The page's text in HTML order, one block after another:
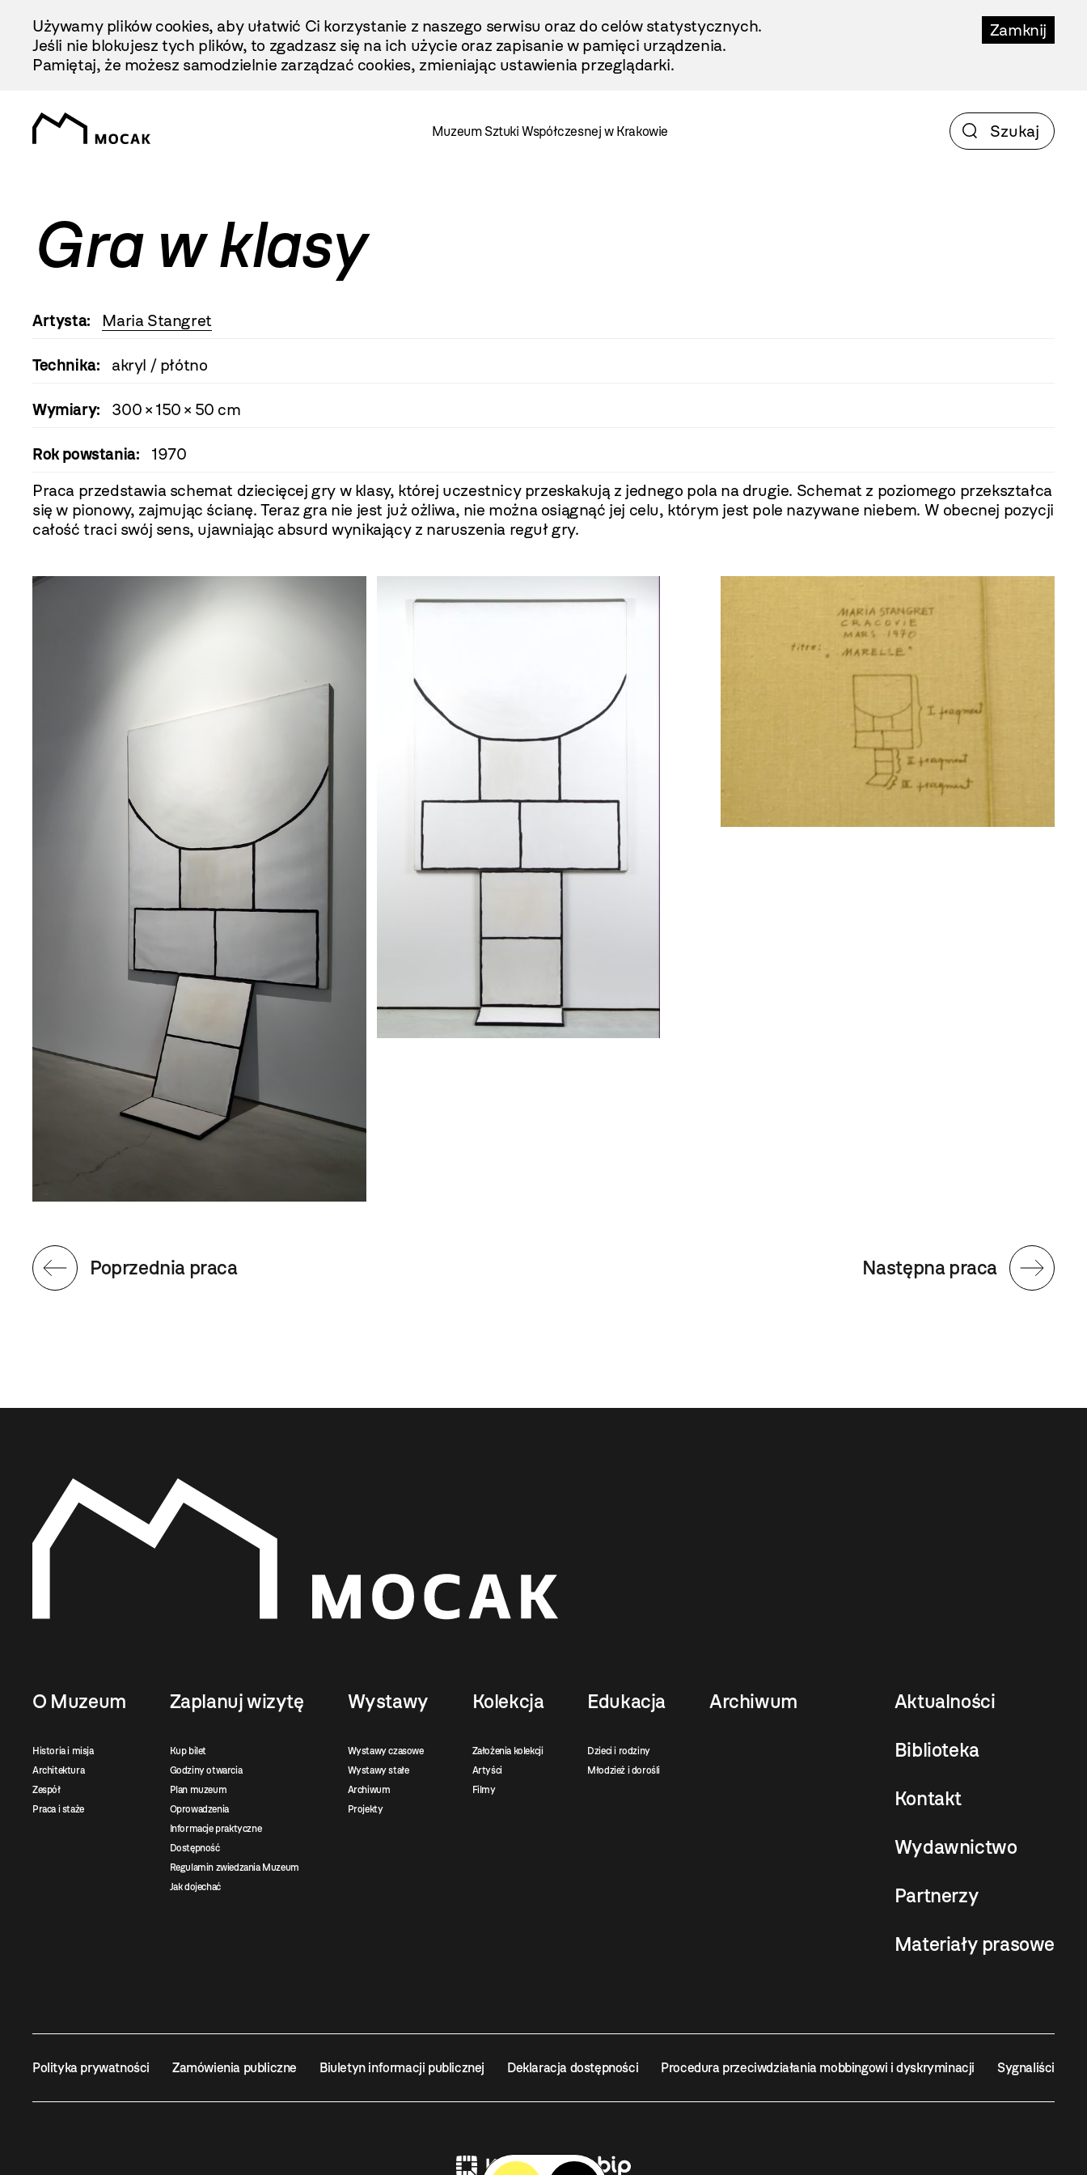
Treści
Zamknij
Używamy plików cookies, aby ułatwić Ci korzystanie z naszego serwisu oraz do celów statystycznych.
Jeśli nie blokujesz tych plików, to zgadzasz się na ich użycie oraz zapisanie w pamięci urządzenia.
Pamiętaj, że możesz samodzielnie zarządzać cookies, zmieniając ustawienia przeglądarki.
Muzeum Sztuki Współczesnej w Krakowie
Gra w klasy
Artysta: Maria Stangret
Technika: akryl / płótno
Wymiary: 300 × 150 × 50 cm
Rok powstania:
1970
Praca przedstawia schemat dziecięcej gry w klasy, której uczestnicy przeskakują z jednego pola na drugie. Schemat z poziomego przekształca
się w pionowy, zajmując ścianę. Teraz gra nie jest już ożliwa, nie można osiągnąć jej celu, którym jest pole nazywane niebem. W obecnej pozycji
całość traci swój sens, ujawniając absurd wynikający z naruszenia reguł gry.
Następna praca
Poprzednia praca
O Muzeum
Historia i misja
Architektura
Zespół
Praca i staże
Zaplanuj wizytę
Kup bilet
Godziny otwarcia
Plan muzeum
Oprowadzenia
Informacje praktyczne
Dostępność
Regulamin zwiedzania Muzeum
Jak dojechać
Wystawy
Wystawy czasowe
Wystawy stałe
Archiwum
Projekty
Kolekcja
Założenia kolekcji
Artyści
Filmy
Edukacja
Dzieci i rodziny
Młodzież i dorośli
Archiwum Aktualności
Biblioteka
Kontakt
Wydawnictwo
Partnerzy
Materiały prasowe
Polityka prywatności Zamówienia publiczne Biuletyn informacji publicznej Deklaracja dostępności Procedura przeciwdziałania mobbingowi i dyskryminacji Sygnaliści